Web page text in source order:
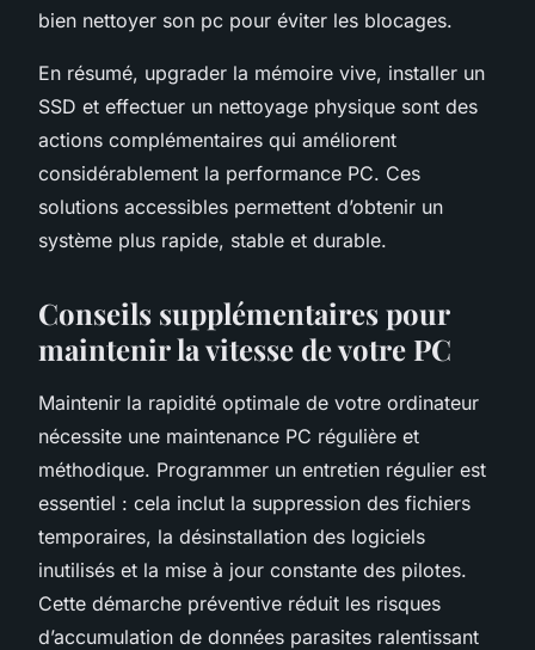
bien nettoyer son pc pour éviter les blocages.
En résumé, upgrader la mémoire vive, installer un
SSD et effectuer un nettoyage physique sont des
actions complémentaires qui améliorent
considérablement la performance PC. Ces
solutions accessibles permettent d’obtenir un
système plus rapide, stable et durable.
Conseils supplémentaires pour
maintenir la vitesse de votre PC
Maintenir la rapidité optimale de votre ordinateur
nécessite une maintenance PC régulière et
méthodique. Programmer un entretien régulier est
essentiel : cela inclut la suppression des fichiers
temporaires, la désinstallation des logiciels
inutilisés et la mise à jour constante des pilotes.
Cette démarche préventive réduit les risques
d’accumulation de données parasites ralentissant